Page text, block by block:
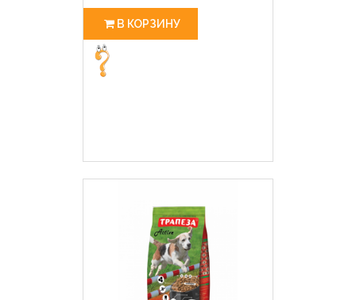
В КОРЗИНУ